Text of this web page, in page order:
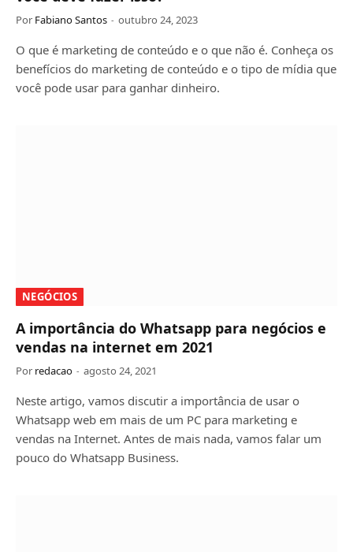
Por Fabiano Santos outubro 24, 2023
O que é marketing de conteúdo e o que não é. Conheça os
benefícios do marketing de conteúdo e o tipo de mídia que
você pode usar para ganhar dinheiro.
NEGÓCIOS
A importância do Whatsapp para negócios e
vendas na internet em 2021
Por redacao agosto 24, 2021
Neste artigo, vamos discutir a importância de usar o
Whatsapp web em mais de um PC para marketing e
vendas na Internet. Antes de mais nada, vamos falar um
pouco do Whatsapp Business.